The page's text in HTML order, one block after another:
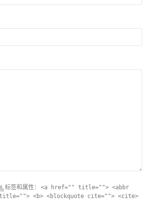
标签和属性： <a href="" title=""> <abbr
<b> <blockquote cite=""> <cite>